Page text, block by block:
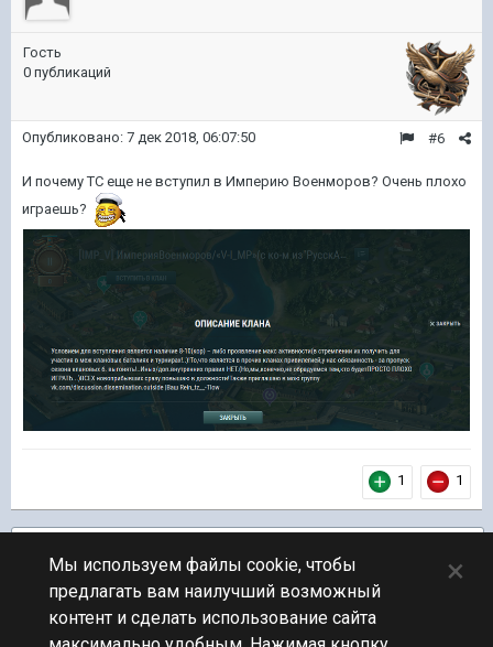
Гость
0 публикаций
#6
Опубликовано: 7 дек 2018, 06:07:50
И почему ТС еще не вступил в Империю Военморов? Очень плохо
играешь?
1 1
ПЕРЕЙТИ К СПИСКУ ТЕМ
Флудилка
Мы используем файлы cookie, чтобы
предлагать вам наилучший возможный
контент и сделать использование сайта
×